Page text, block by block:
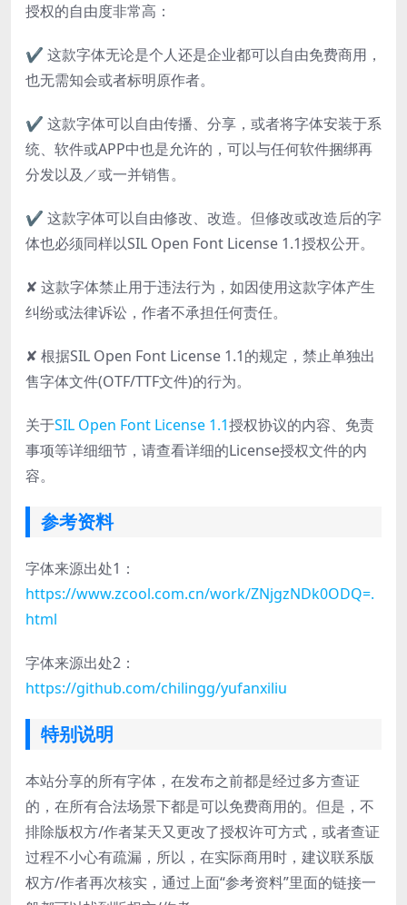
授权的自由度非常高：
✔ 这款字体无论是个人还是企业都可以自由免费商用，
也无需知会或者标明原作者。
✔ 这款字体可以自由传播、分享，或者将字体安装于系
统、软件或APP中也是允许的，可以与任何软件捆绑再
分发以及／或一并销售。
✔ 这款字体可以自由修改、改造。但修改或改造后的字
体也必须同样以SIL Open Font License 1.1授权公开。
✘ 这款字体禁止用于违法行为，如因使用这款字体产生
纠纷或法律诉讼，作者不承担任何责任。
✘ 根据SIL Open Font License 1.1的规定，禁止单独出
售字体文件(OTF/TTF文件)的行为。
关于SIL Open Font License 1.1授权协议的内容、免责
事项等详细细节，请查看详细的License授权文件的内
容。
参考资料
字体来源出处1：
https://www.zcool.com.cn/work/ZNjgzNDk0ODQ=.
html
字体来源出处2：
https://github.com/chilingg/yufanxiliu
特别说明
本站分享的所有字体，在发布之前都是经过多方查证
的，在所有合法场景下都是可以免费商用的。但是，不
排除版权方/作者某天又更改了授权许可方式，或者查证
过程不小心有疏漏，所以，在实际商用时，建议联系版
权方/作者再次核实，通过上面“参考资料”里面的链接一